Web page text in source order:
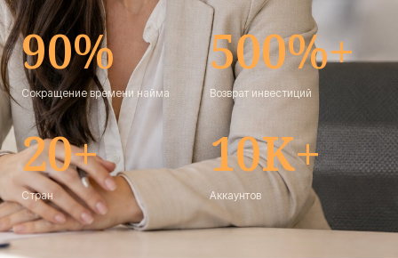
90%
Сокращение времени найма
500%+
Возврат инвестиций
20+
Стран
10K+
Аккаунтов